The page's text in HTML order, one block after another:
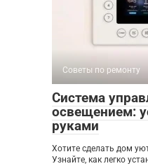
Советы по ремонту
Система
освещением:
руками
Хотите сделать дом
Узнайте, как легко